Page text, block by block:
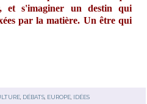
et s'imaginer un destin qui
par la matière. Un être qui
, DÉBATS, EUROPE, IDÉES